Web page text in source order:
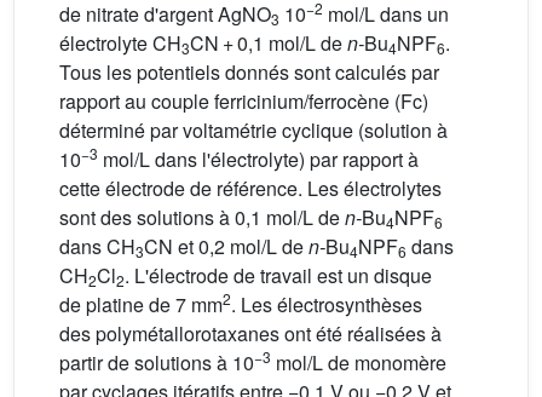
de nitrate d'argent AgNO3 10−2 mol/L dans un
électrolyte CH3CN + 0,1 mol/L den-Bu4NPF6.
Tous les potentiels donnés sont calculés par
rapport au couple ferricinium/ferrocène (Fc)
déterminé par voltamétrie cyclique (solution à
10−3 mol/L dans l'électrolyte) par rapport à
cette électrode de référence. Les électrolytes
sont des solutions à 0,1 mol/L den-Bu4NPF6
dans CH3CN et 0,2 mol/L den-Bu4NPF6 dans
CH2Cl2. L'électrode de travail est un disque
de platine de 7 mm2. Les électrosynthèses
des polymétallorotaxanes ont été réalisées à
partir de solutions à 10−3 mol/L de monomère
par cyclages itératifs entre −0,1 V ou −0,2 V et